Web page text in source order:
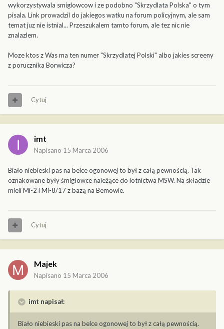
wykorzystywala smiglowcow i ze podobno "Skrzydlata Polska" o tym
pisala. Link prowadzil do jakiegos watku na forum policyjnym, ale sam
temat juz nie istnial... Przeszukalem tamto forum, ale tez nic nie
znalazlem.
Moze ktos z Was ma ten numer "Skrzydlatej Polski" albo jakies screeny
z porucznika Borwicza?
Cytuj
imt
Napisano 15 Marca 2006
Biało niebieski pas na belce ogonowej to był z całą pewnością. Tak
oznakowane były śmigłowce należące do lotnictwa MSW. Na składzie
mieli Mi-2 i Mi-8/17 z bazą na Bemowie.
Cytuj
Majek
Napisano 15 Marca 2006
imt napisał:
Biało niebieski pas na belce ogonowej to był z całą pewnością.